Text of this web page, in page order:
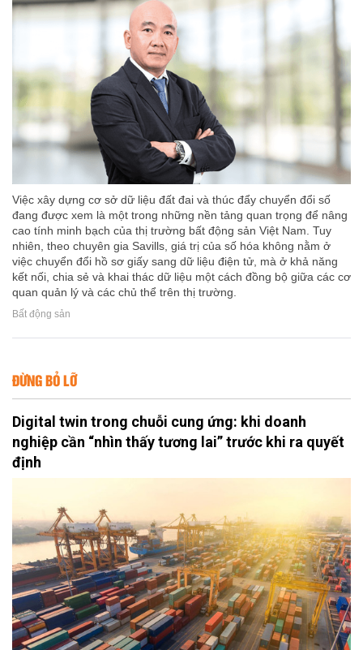
Việc xây dựng cơ sở dữ liệu đất đai và thúc đẩy chuyển đổi số
đang được xem là một trong những nền tảng quan trọng để nâng
cao tính minh bạch của thị trường bất động sản Việt Nam. Tuy
nhiên, theo chuyên gia Savills, giá trị của số hóa không nằm ở
việc chuyển đổi hồ sơ giấy sang dữ liệu điện tử, mà ở khả năng
kết nối, chia sẻ và khai thác dữ liệu một cách đồng bộ giữa các cơ
quan quản lý và các chủ thể trên thị trường.
Bất động sản
ĐỪNG BỎ LỠ
Digital twin trong chuỗi cung ứng: khi doanh
nghiệp cần “nhìn thấy tương lai” trước khi ra quyết
định